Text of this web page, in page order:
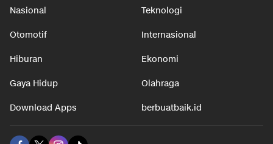
Nasional Teknologi
Otomotif Internasional
Hiburan Ekonomi
Gaya Hidup Olahraga
Download Apps berbuatbaik.id